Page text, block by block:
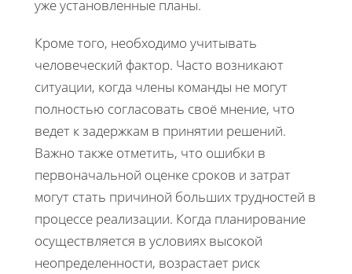
уже установленные планы.
Кроме того, необходимо учитывать
человеческий фактор. Часто возникают
ситуации, когда члены команды не могут
полностью согласовать своё мнение, что
ведет к задержкам в принятии решений.
Важно также отметить, что ошибки в
первоначальной оценке сроков и затрат
могут стать причиной больших трудностей в
процессе реализации. Когда планирование
осуществляется в условиях высокой
неопределенности, возрастает риск